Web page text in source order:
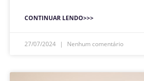
CONTINUAR LENDO>>>
27/07/2024 Nenhum comentário